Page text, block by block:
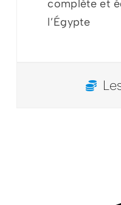
complète et
l’Égypte